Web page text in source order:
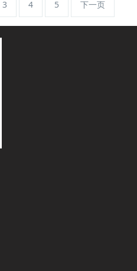
3 4 5 下一页